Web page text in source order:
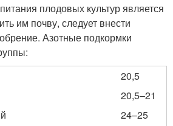
плодовых культур является
им почву, следует внести
Азотные подкормки
20,5
20,5–21
24–25